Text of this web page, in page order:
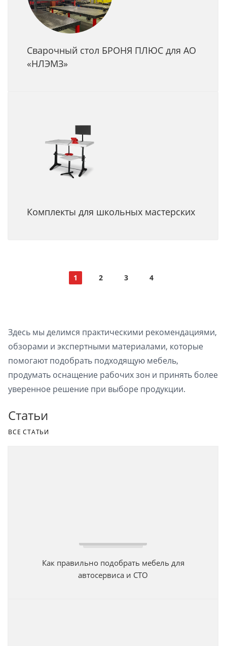
Сварочный стол БРОНЯ ПЛЮС для АО
«НЛЭМЗ»
Комплекты для школьных мастерских
1 2 3 4
Здесь мы делимся практическими рекомендациями,
обзорами и экспертными материалами, которые
помогают подобрать подходящую мебель,
продумать оснащение рабочих зон и принять более
уверенное решение при выборе продукции.
Статьи
ВСЕ СТАТЬИ
Как правильно подобрать мебель для
автосервиса и СТО